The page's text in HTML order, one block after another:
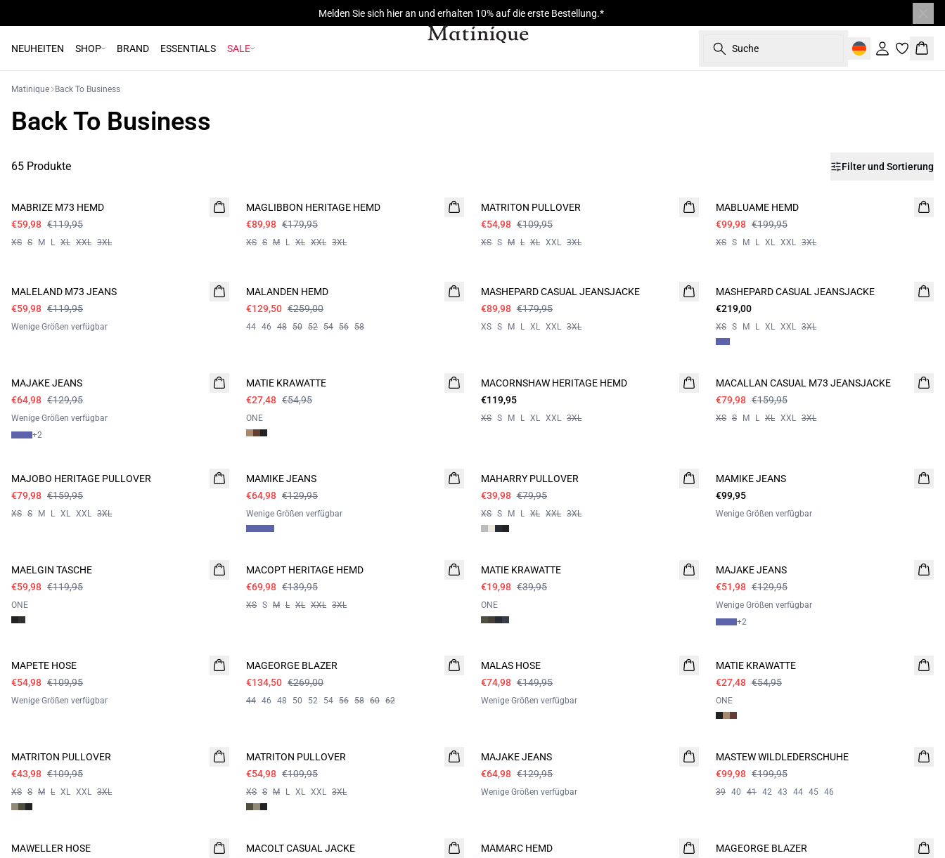
Melden Sie sich hier an und erhalten 10% auf die erste Bestellung.*
NEUHEITEN SHOP BRAND ESSENTIALS SALE Suche
Einloggen
Matinique Back To Business
Back To Business
65 Produkte Filter und Sortierung
MABRIZE M73 HEMD
€59,98 €119,95
XS S M L XL XXL 3XL
MAGLIBBON HERITAGE HEMD
€89,98 €179,95
XS S M L XL XXL 3XL
MATRITON PULLOVER
€54,98 €109,95
XS S M L XL XXL 3XL
MABLUAME HEMD
€99,98 €199,95
XS S M L XL XXL 3XL
MALELAND M73 JEANS
€59,98 €119,95
Wenige Größen verfügbar
MALANDEN HEMD
€129,50 €259,00
44 46 48 50 52 54 56 58
MASHEPARD CASUAL JEANSJACKE
€89,98 €179,95
XS S M L XL XXL 3XL
MASHEPARD CASUAL JEANSJACKE
€219,00
XS S M L XL XXL 3XL
MAJAKE JEANS
€64,98 €129,95
Wenige Größen verfügbar
+2
MATIE KRAWATTE
€27,48 €54,95
ONE
MACORNSHAW HERITAGE HEMD
€119,95
XS S M L XL XXL 3XL
MACALLAN CASUAL M73 JEANSJACKE
€79,98 €159,95
XS S M L XL XXL 3XL
MAJOBO HERITAGE PULLOVER
€79,98 €159,95
XS S M L XL XXL 3XL
MAMIKE JEANS
€64,98 €129,95
Wenige Größen verfügbar
MAHARRY PULLOVER
€39,98 €79,95
XS S M L XL XXL 3XL
MAMIKE JEANS
€99,95
Wenige Größen verfügbar
MAELGIN TASCHE
€59,98 €119,95
ONE
MACOPT HERITAGE HEMD
€69,98 €139,95
XS S M L XL XXL 3XL
MATIE KRAWATTE
€19,98 €39,95
ONE
MAJAKE JEANS
€51,98 €129,95
Wenige Größen verfügbar
+2
MAPETE HOSE
€54,98 €109,95
Wenige Größen verfügbar
MAGEORGE BLAZER
€134,50 €269,00
44 46 48 50 52 54 56 58 60 62
MALAS HOSE
€74,98 €149,95
Wenige Größen verfügbar
MATIE KRAWATTE
€27,48 €54,95
ONE
MATRITON PULLOVER
€43,98 €109,95
XS S M L XL XXL 3XL
MATRITON PULLOVER
€54,98 €109,95
XS S M L XL XXL 3XL
MAJAKE JEANS
€64,98 €129,95
Wenige Größen verfügbar
MASTEW WILDLEDERSCHUHE
€99,98 €199,95
39 40 41 42 43 44 45 46
MAWELLER HOSE
MACOLT CASUAL JACKE
MAMARC HEMD
MAGEORGE BLAZER